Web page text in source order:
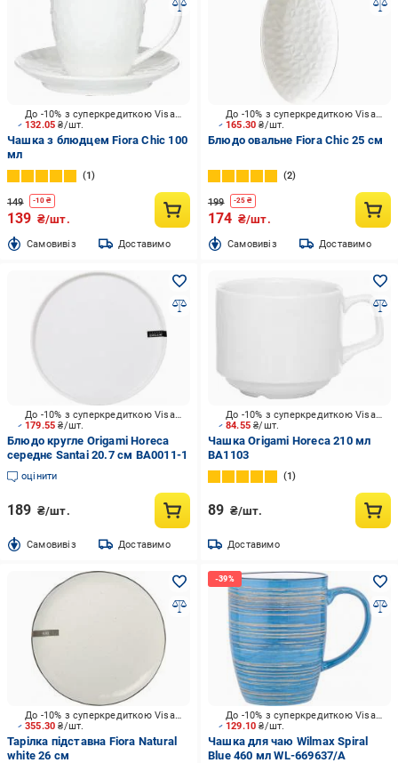
132.05₴/шт.
До -10% з суперкредиткою Visa Вигода
Чашка з блюдцем Fiora Chic 100
мл
1
149 -10 ₴
139 ₴/шт.
Cамовивіз Доставимо
165.30₴/шт.
До -10% з суперкредиткою Visa Вигода
Блюдо овальне Fiora Chic 25 см
2
199 -25 ₴
174 ₴/шт.
Cамовивіз Доставимо
179.55₴/шт.
До -10% з суперкредиткою Visa Вигода
Блюдо кругле Origami Horeca
середнє Santai 20.7 см BA0011-1
оцінити
189 ₴/шт.
Cамовивіз Доставимо
84.55₴/шт.
До -10% з суперкредиткою Visa Вигода
Чашка Origami Horeca 210 мл
BA1103
1
89 ₴/шт.
Доставимо
355.30₴/шт.
До -10% з суперкредиткою Visa Вигода
Тарілка підставна Fiora Natural
white 26 см
129.10₴/шт.
До -10% з суперкредиткою Visa Вигода
Чашка для чаю Wilmax Spiral
Blue 460 мл WL-669637/A